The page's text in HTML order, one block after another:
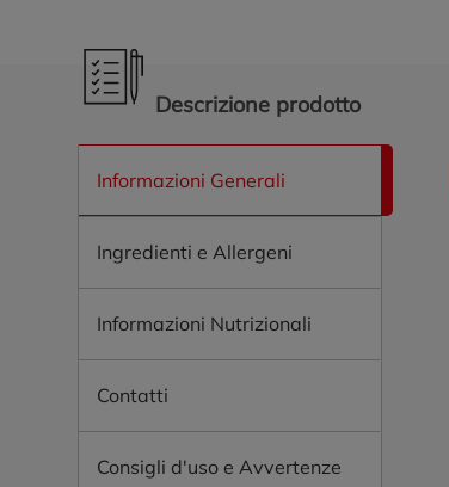
Descrizione prodotto
Informazioni Generali
Ingredienti e Allergeni
Informazioni Nutrizionali
Contatti
Consigli d'uso e Avvertenze